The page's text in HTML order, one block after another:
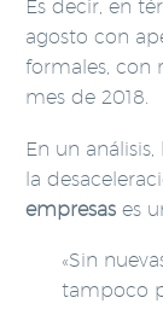
Es decir, en
agosto con
formales, con
mes de 2018.
En un análisis,
la
empresas es
«Sin
tampoco